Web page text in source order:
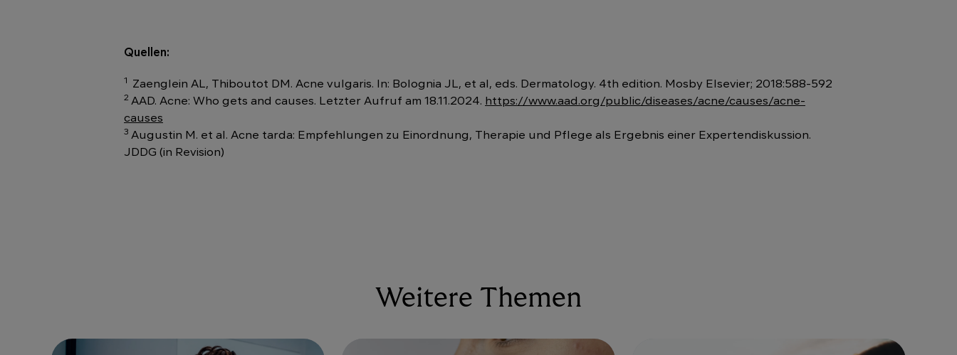
Quellen:
1 Zaenglein AL, Thiboutot DM. Acne vulgaris. In: Bolognia JL, et al, eds. Dermatology. 4th edition. Mosby Elsevier; 2018:588-592
2 AAD. Acne: Who gets and causes. Letzter Aufruf am 18.11.2024. https://www.aad.org/public/diseases/acne/causes/acne-
causes
3 Augustin M. et al. Acne tarda: Empfehlungen zu Einordnung, Therapie und Pflege als Ergebnis einer Expertendiskussion.
JDDG (in Revision)
Weitere Themen